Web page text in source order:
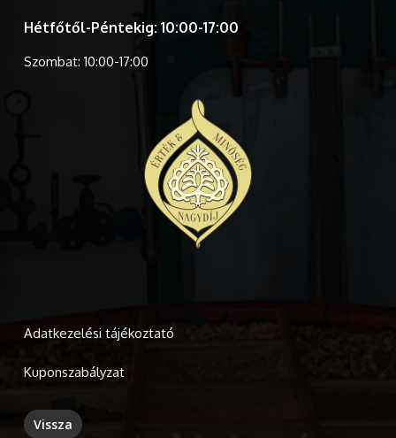
Hétfőtől-Péntekig: 10:00-17:00
Szombat: 10:00-17:00
Adatkezelési tájékoztató
Kuponszabályzat